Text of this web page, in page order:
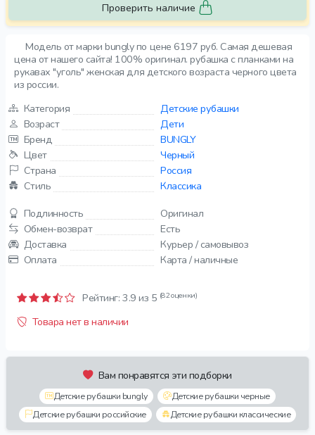
Модель от марки bungly по цене 6197 руб. Самая дешевая
цена от нашего сайта! 100% оригинал. рубашка с планками на
рукавах "уголь" женская для детского возраста черного цвета
из россии.
Категория
Детские рубашки
Возраст
Дети
Бренд
BUNGLY
Цвет
Черный
Страна
Россия
Стиль
Классика
Подлинность
Оригинал
Обмен-возврат
Есть
Доставка
Курьер / самовывоз
Оплата
Карта / наличные
Рейтинг: 3.9 из 5 (82 оценки)
Товара нет в наличии
Вам понравятся эти подборки
Детские рубашки bungly
Детские рубашки черные
Детские рубашки российские
Детские рубашки классические
Проверить наличие